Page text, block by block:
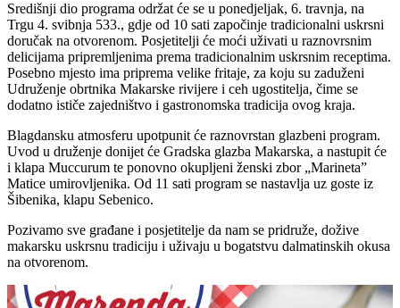
Središnji dio programa održat će se u ponedjeljak, 6. travnja, na
Trgu 4. svibnja 533., gdje od 10 sati započinje tradicionalni uskrsni
doručak na otvorenom. Posjetitelji će moći uživati u raznovrsnim
delicijama pripremljenima prema tradicionalnim uskrsnim receptima.
Posebno mjesto ima priprema velike fritaje, za koju su zaduženi
Udruženje obrtnika Makarske rivijere i ceh ugostitelja, čime se
dodatno ističe zajedništvo i gastronomska tradicija ovog kraja.
Blagdansku atmosferu upotpunit će raznovrstan glazbeni program.
Uvod u druženje donijet će Gradska glazba Makarska, a nastupit će
i klapa Muccurum te ponovno okupljeni ženski zbor „Marineta”
Matice umirovljenika. Od 11 sati program se nastavlja uz goste iz
Šibenika, klapu Sebenico.
Pozivamo sve građane i posjetitelje da nam se pridruže, dožive
makarsku uskrsnu tradiciju i uživaju u bogatstvu dalmatinskih okusa
na otvorenom.